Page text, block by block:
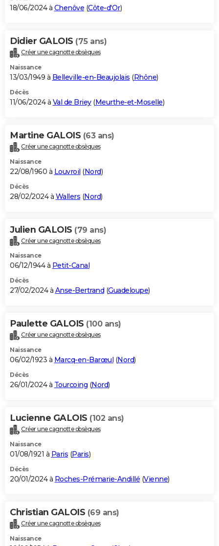
18/06/2024 à Chenôve (Côte-d'Or)
Didier GALOIS (75 ans)
Créer une cagnotte obsèques
Naissance
13/03/1949 à Belleville-en-Beaujolais (Rhône)
Décès
11/06/2024 à Val de Briey(Meurthe-et-Moselle)
Martine GALOIS (63 ans)
Créer une cagnotte obsèques
Naissance
22/08/1960 à Louvroil (Nord)
Décès
28/02/2024 à Wallers (Nord)
Julien GALOIS (79 ans)
Créer une cagnotte obsèques
Naissance
06/12/1944 à Petit-Canal
Décès
27/02/2024 à Anse-Bertrand (Guadeloupe)
Paulette GALOIS (100 ans)
Créer une cagnotte obsèques
Naissance
06/02/1923 à Marcq-en-Barœul (Nord)
Décès
26/01/2024 à Tourcoing (Nord)
Lucienne GALOIS (102 ans)
Créer une cagnotte obsèques
Naissance
01/08/1921 à Paris (Paris)
Décès
20/01/2024 à Roches-Prémarie-Andillé (Vienne)
Christian GALOIS (69 ans)
Créer une cagnotte obsèques
Naissance